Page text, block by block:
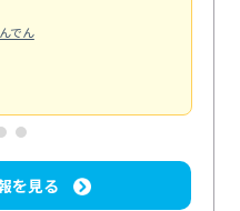
でん
を見る